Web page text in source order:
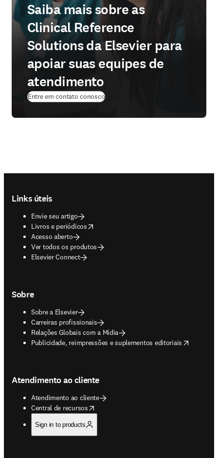
Saiba mais sobre as
Clinical Reference
Solutions da Elsevier para
apoiar suas equipes de
atendimento
Entre em contato conosco
Links úteis
Envie seu artigo
Livros e periódicos
opens in new tab/window
Acesso aberto
Ver todos os produtos
Elsevier Connect
Sobre
Sobre a Elsevier
Carreiras profissionais
Relações Globais com a Mídia
Publicidade, reimpressões e suplementos editoriais
opens in new tab/window
Atendimento ao cliente
Atendimento ao cliente
Central de recursos
opens in new tab/window
Sign in to products